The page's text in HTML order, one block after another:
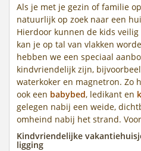
Als je met je gezin of familie
natuurlijk op zoek naar een
Hierdoor kunnen de kids
kan je op tal van vlakken
hebben we een speciaal
kindvriendelijk zijn,
waterkoker en magnetron. Zo
ook een babybed, ledikant en
gelegen nabij een weide,
omheind nabij het strand.
Kindvriendelijke
ligging